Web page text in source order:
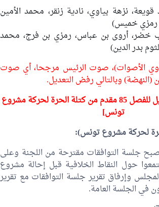
نزهة بياوي، نادية زنقر، محمد الأمين
خميس)
خضر، أروى بن عباس، رمزي بن فرج، محمد
بدر الدين)
الأصوات)، صوت الرئيس مرجحا، أي صوت
(النهضة) وبالتالي رفض التعديل.
مقترح تعديل للفصل 85 مقدم من كتلة الحرة لحركة مشروع
تونس]
لحركة مشروع تونس):
جلسة التوافقات مقترحة من اللجنة وعلى
حول النقاط الخلافية قبل إحالة مشروع
وإرفاق تقرير جلسة التوافقات مع تقرير
في الجلسة العامة.